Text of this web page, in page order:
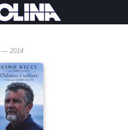
— 2014